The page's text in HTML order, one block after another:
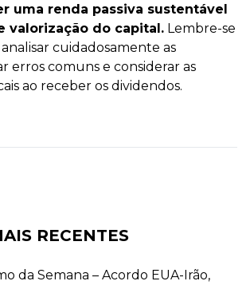
uma renda passiva sustentável
valorização do capital. Lembre-se
cuidadosamente as
erros comuns e considerar as
ao receber os dividendos.
RECENTES
da Semana – Acordo EUA-Irão,